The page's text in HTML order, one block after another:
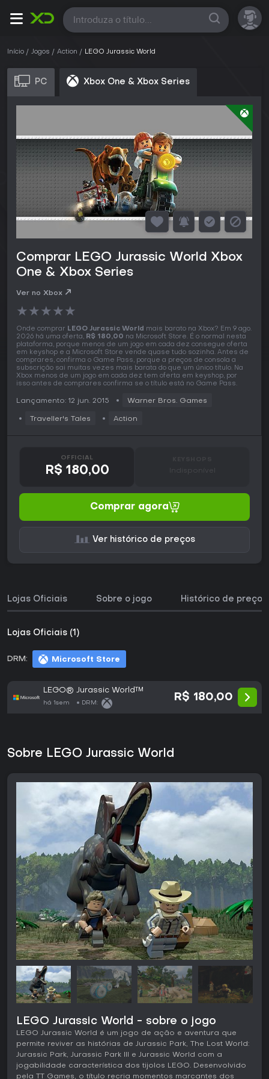
Todas
Início Jogos Action LEGO Jurassic World
PC Xbox One & Xbox Series
Comprar LEGO Jurassic World Xbox
One & Xbox Series
Ver no Xbox
★★★★★
Onde comprar LEGO Jurassic World mais barato na Xbox? Em 9 ago.
2026 há uma oferta, R$ 180,00 na Microsoft Store. É o normal nesta
plataforma, porque menos de um jogo em cada dez consegue oferta
em keyshop e a Microsoft Store vende quase tudo sozinha. Antes de
comprares, confirma o Game Pass, porque a preços de consola a
subscrição sai muitas vezes mais barata do que um único título. Na
Xbox menos de um jogo em cada dez tem oferta em keyshop, por
isso antes de comprares confirma se o título está no Game Pass.
Lançamento: 12 jun. 2015 Warner Bros. Games
Traveller's Tales Action
OFFICIAL
R$ 180,00 Indisponível
Comprar agora
Ver histórico de preços
Lojas Oficiais Sobre o jogo Histórico de preços
Lojas Oficiais (1)
DRM: Microsoft Store
LEGO® Jurassic World™
há 1sem DRM:
R$ 180,00
Sobre LEGO Jurassic World
LEGO Jurassic World - sobre o jogo
LEGO Jurassic World é um jogo de ação e aventura que
permite reviver as histórias de Jurassic Park, The Lost World:
Jurassic Park, Jurassic Park III e Jurassic World com a
jogabilidade característica dos tijolos LEGO. Desenvolvido
pela TT Games, o título recria momentos marcantes dos